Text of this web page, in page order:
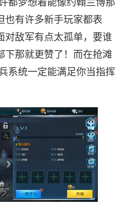
也有许多新手玩家都表
对敌军有点太孤单，要谁
下那就更赞了！而在抢滩
系统一定能满足你当指挥